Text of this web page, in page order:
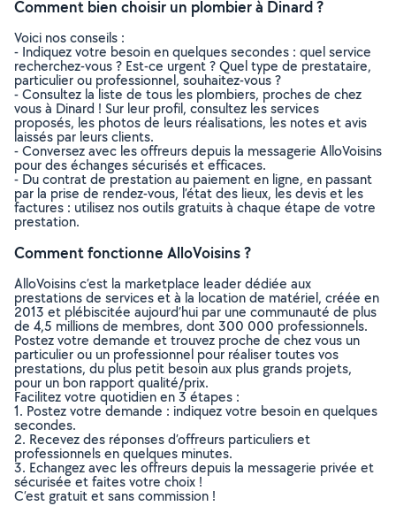
Comment bien choisir un plombier à Dinard ?
Voici nos conseils :
- Indiquez votre besoin en quelques secondes : quel service
recherchez-vous ? Est-ce urgent ? Quel type de prestataire,
particulier ou professionnel, souhaitez-vous ?
- Consultez la liste de tous les plombiers, proches de chez
vous à Dinard ! Sur leur profil, consultez les services
proposés, les photos de leurs réalisations, les notes et avis
laissés par leurs clients.
- Conversez avec les offreurs depuis la messagerie AlloVoisins
pour des échanges sécurisés et efficaces.
- Du contrat de prestation au paiement en ligne, en passant
par la prise de rendez-vous, l’état des lieux, les devis et les
factures : utilisez nos outils gratuits à chaque étape de votre
prestation.
Comment fonctionne AlloVoisins ?
AlloVoisins c’est la marketplace leader dédiée aux
prestations de services et à la location de matériel, créée en
2013 et plébiscitée aujourd’hui par une communauté de plus
de 4,5 millions de membres, dont 300 000 professionnels.
Postez votre demande et trouvez proche de chez vous un
particulier ou un professionnel pour réaliser toutes vos
prestations, du plus petit besoin aux plus grands projets,
pour un bon rapport qualité/prix.
Facilitez votre quotidien en 3 étapes :
1. Postez votre demande : indiquez votre besoin en quelques
secondes.
2. Recevez des réponses d’offreurs particuliers et
professionnels en quelques minutes.
3. Echangez avec les offreurs depuis la messagerie privée et
sécurisée et faites votre choix !
C’est gratuit et sans commission !